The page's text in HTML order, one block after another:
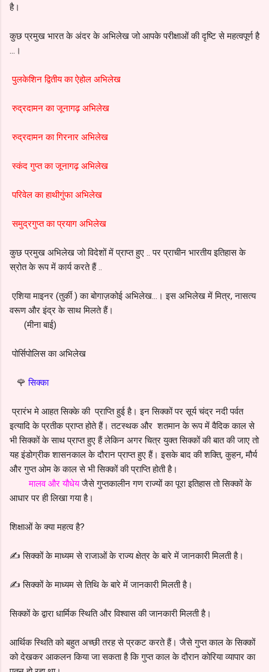
है।
कुछ प्रमुख भारत के अंदर के अभिलेख जो आपके परीक्षाओं की दृष्टि से महत्वपूर्ण है
...।
पुलकेशिन द्वितीय का ऐहोल अभिलेख
रुद्रदामन का जूनागढ़ अभिलेख
रुद्रदामन का गिरनार अभिलेख
स्कंद गुप्त का जूनागढ़ अभिलेख
परिवेल का हाथीगुंफा अभिलेख
समुद्रगुप्त का प्रयाग अभिलेख
कुछ प्रमुख अभिलेख जो विदेशों में प्राप्त हुए .. पर प्राचीन भारतीय इतिहास के
स्रोत के रूप में कार्य करते हैं ..
एशिया माइनर (तुर्की ) का बोगाज़कोई अभिलेख…।इस अभिलेख में मित्र, नासत्य
वरूण और इंद्र के साथ मिलते हैं।
(मीना बाई)
पोर्सिपोलिस का अभिलेख
🌹सिक्का
प्रारंभ मे आहत सिक्के की प्राप्ति हुई है।इन सिक्कों पर सूर्य चंद्र नदी पर्वत
इत्यादि के प्रतीक प्राप्त होते हैं।तटस्थक औरशतमान के रूप में वैदिक काल से
भी सिक्कों के साथ प्राप्त हुए हैं लेकिन अगर चित्र युक्त सिक्कों की बात की जाए तो
यह इंडोग्रीक शासनकाल के दौरान प्राप्त हुए हैं।इसके बाद की शक्ति, कुहन, मौर्य
और गुप्त ओम के काल से भी सिक्कों की प्राप्ति होती है।
मालव और यौधेयजैसे गुप्तकालीन गण राज्यों का पूरा इतिहास तो सिक्कों के
आधार पर ही लिखा गया है।
शिक्षाओं के क्या महत्व है?
✍ सिक्कों के माध्यम से राजाओं के राज्य क्षेत्र के बारे में जानकारी मिलती है।
✍️ सिक्कों के माध्यम से तिथि के बारे में जानकारी मिलती है।
सिक्कों के द्वारा धार्मिक स्थिति और विश्वास की जानकारी मिलती है।
आर्थिक स्थिति को बहुत अच्छी तरह से प्रकट करते हैं।जैसे गुप्त काल के सिक्कों
को देखकर आकलन किया जा सकता है कि गुप्त काल के दौरान कोरिया व्यापार का